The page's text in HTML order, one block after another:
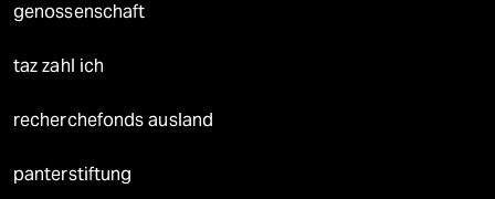
genossenschaft
taz zahl ich
recherchefonds ausland
panterstiftung